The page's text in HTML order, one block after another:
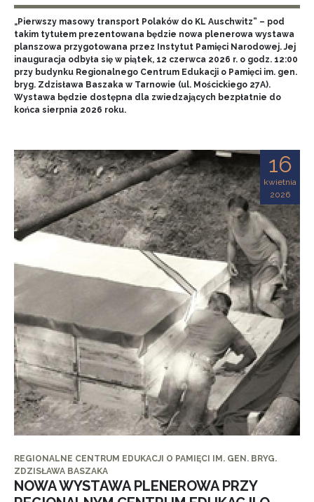
„Pierwszy masowy transport Polaków do KL Auschwitz” – pod
takim tytułem prezentowana będzie nowa plenerowa wystawa
planszowa przygotowana przez Instytut Pamięci Narodowej. Jej
inauguracja odbyła się w piątek, 12 czerwca 2026 r. o godz. 12:00
przy budynku Regionalnego Centrum Edukacji o Pamięci im. gen.
bryg. Zdzisława Baszaka w Tarnowie (ul. Mościckiego 27A).
Wystawa będzie dostępna dla zwiedzających bezpłatnie do
końca sierpnia 2026 roku.
16
kwietnia
2026
REGIONALNE CENTRUM EDUKACJI O PAMIĘCI IM. GEN. BRYG.
ZDZISŁAWA BASZAKA
NOWA WYSTAWA PLENEROWA PRZY